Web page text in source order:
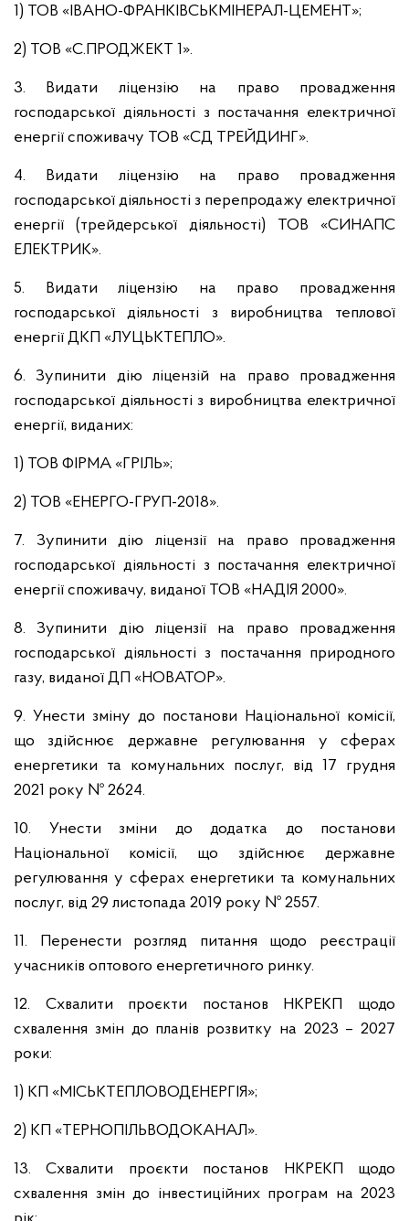
1) ТОВ «ІВАНО-ФРАНКІВСЬКМІНЕРАЛ-ЦЕМЕНТ»;
2) ТОВ «С.ПРОДЖЕКТ 1».
3. Видати ліцензію на право провадження
господарської діяльності з постачання електричної
енергії споживачу ТОВ «СД ТРЕЙДИНГ».
4. Видати ліцензію на право провадження
господарської діяльності з перепродажу електричної
енергії (трейдерської діяльності) ТОВ «СИНАПС
ЕЛЕКТРИК».
5. Видати ліцензію на право провадження
господарської діяльності з виробництва теплової
енергії ДКП «ЛУЦЬКТЕПЛО».
6. Зупинити дію ліцензій на право провадження
господарської діяльності з виробництва електричної
енергії, виданих:
1) ТОВ ФІРМА «ГРІЛЬ»;
2) ТОВ «ЕНЕРГО-ГРУП-2018».
7. Зупинити дію ліцензії на право провадження
господарської діяльності з постачання електричної
енергії споживачу, виданої ТОВ «НАДІЯ 2000».
8. Зупинити дію ліцензії на право провадження
господарської діяльності з постачання природного
газу, виданої ДП «НОВАТОР».
9. Унести зміну до постанови Національної комісії,
що здійснює державне регулювання у сферах
енергетики та комунальних послуг, від 17 грудня
2021 року № 2624.
10. Унести зміни до додатка до постанови
Національної комісії, що здійснює державне
регулювання у сферах енергетики та комунальних
послуг, від 29 листопада 2019 року № 2557.
11. Перенести розгляд питання щодо реєстрації
учасників оптового енергетичного ринку.
12. Схвалити проєкти постанов НКРЕКП щодо
схвалення змін до планів розвитку на 2023 – 2027
роки:
1) КП «МІСЬКТЕПЛОВОДЕНЕРГІЯ»;
2) КП «ТЕРНОПІЛЬВОДОКАНАЛ».
13. Схвалити проєкти постанов НКРЕКП щодо
схвалення змін до інвестиційних програм на 2023